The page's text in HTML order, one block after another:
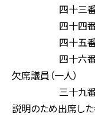
四十
四十
四十
四十
欠席議員（一人）
三十
説明のため出席し